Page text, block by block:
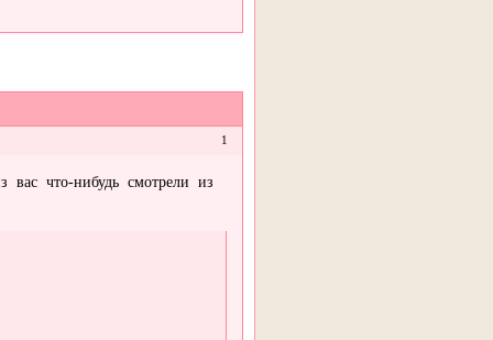
1
вас что-нибудь смотрели из